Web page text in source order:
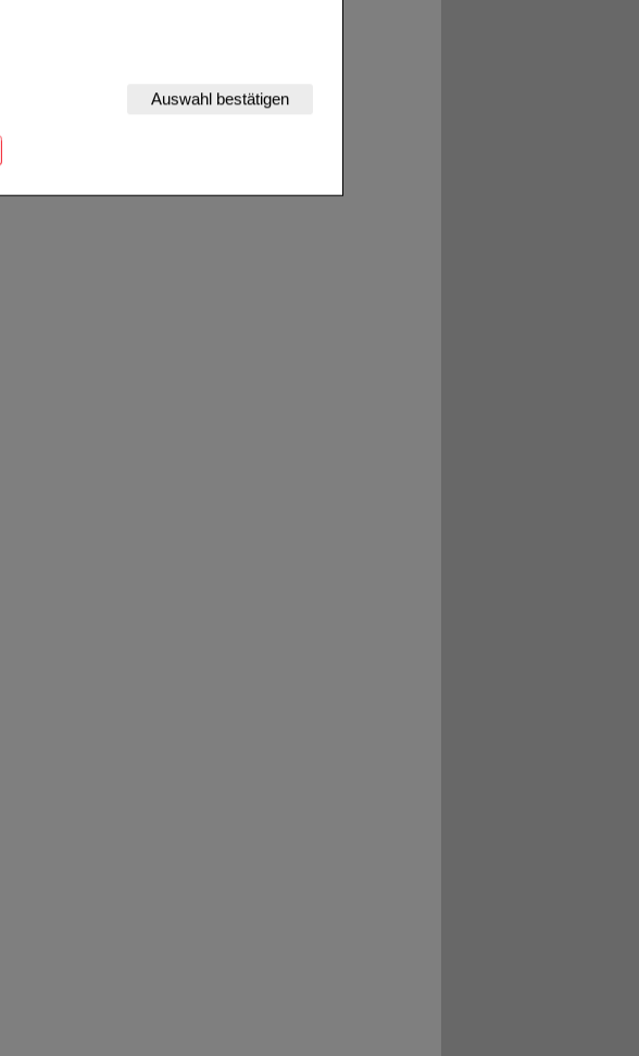
unserer Website
diese nicht verzichtet werden kann.
ansprechender zu gestalten,
an bevorzugte Verhaltensweisen (z.B.
den Inhalt auf unserer Website aber
Bitte beachten Sie, dass Daten hierfür
Auswahl bestätigen